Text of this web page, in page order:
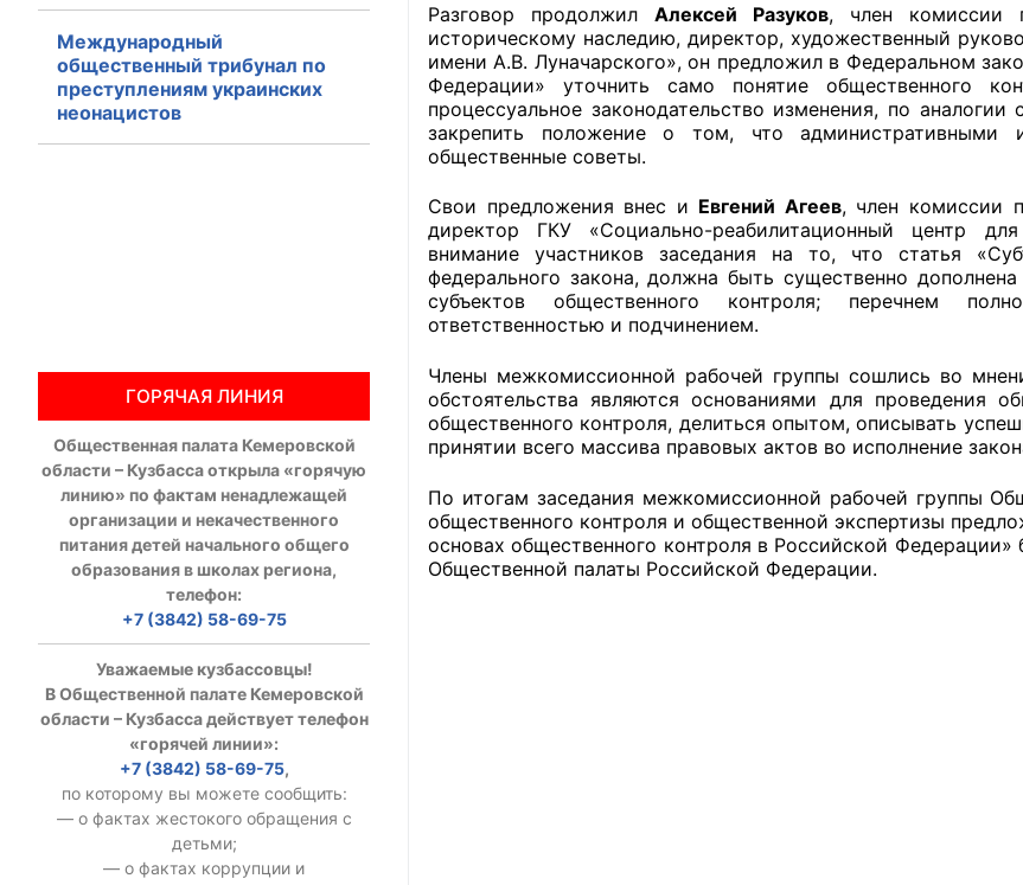
Комиссии
Экспертный совет ОП КО
Совет ОП КО
Общественный штаб
Члены ОП КО
Документы ОП КО
Кодекс этики ОП КО
Положения
Соглашения
Рекомендации
Разговор продолжил Алексей Разуков, член комиссии
историческому наследию, директор, художественный
имени А.В. Луначарского», он предложил в Федеральном
Федерации» уточнить само понятие общественного
процессуальное законодательство изменения, по
закрепить положение о том, что административными
общественные советы.
Свои предложения внес и Евгений Агеев, член комиссии
директор ГКУ «Социально-реабилитационный центр
внимание участников заседания на то, что статья
федерального закона, должна быть существенно
субъектов общественного контроля; перечнем
ответственностью и подчинением.
Члены межкомиссионной рабочей группы сошлись во
обстоятельства являются основаниями для проведения
общественного контроля, делиться опытом, описывать
принятии всего массива правовых актов во исполнение
По итогам заседания межкомиссионной рабочей группы
общественного контроля и общественной экспертизы
основах общественного контроля в Российской
Общественной палаты Российской Федерации.
Международный
общественный трибунал по
преступлениям украинских
неонацистов
ГОРЯЧАЯ ЛИНИЯ
Общественная палата Кемеровской
области – Кузбасса открыла «горячую
линию» по фактам ненадлежащей
организации и некачественного
питания детей начального общего
образования в школах региона,
телефон:
+7 (3842) 58-69-75
Уважаемые кузбассовцы!
В Общественной палате Кемеровской
области – Кузбасса действует телефон
«горячей линии»:
+7 (3842) 58-69-75,
по которому вы можете сообщить:
— о фактах жестокого обращения с
детьми;
— о фактах коррупции и